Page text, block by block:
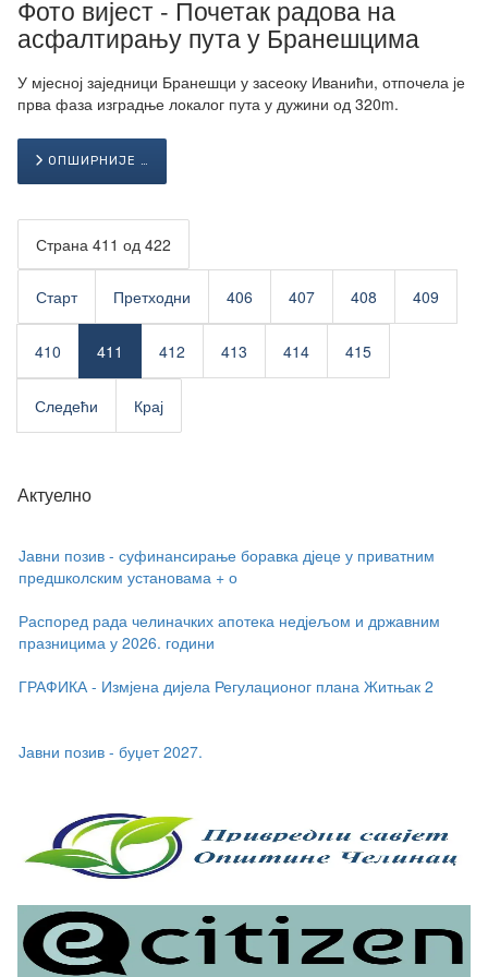
Фото вијест - Почетак радова на
асфалтирању пута у Бранешцима
У мјесној заједници Бранешци у засеоку Иванићи, отпочела је
прва фаза изградње локалог пута у дужини од 320m.
ОПШИРНИЈЕ …
Страна 411 од 422
Старт Претходни 406 407 408 409
410 411 412 413 414 415
Следећи Крај
Актуелно
предшколским установама + о
празницима у 2026. години
предшколским установама + о